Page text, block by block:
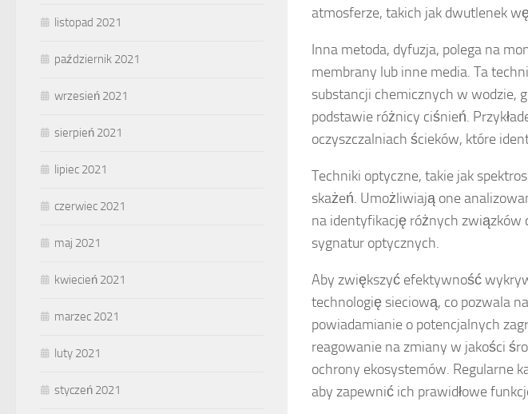
atmosferze, takich jak dwutlenek
Inna metoda, dyfuzja, polega na
membrany lub inne media. Ta
substancji chemicznych w wodzie,
podstawie różnicy ciśnień.
oczyszczalniach ścieków, które
Techniki optyczne, takie jak
skażeń. Umożliwiają one
na identyfikację różnych związków
sygnatur optycznych.
Aby zwiększyć efektywność
technologię sieciową, co pozwala
powiadamianie o potencjalnych
reagowanie na zmiany w jakości
ochrony ekosystemów. Regularne
aby zapewnić ich prawidłowe
listopad 2021
październik 2021
wrzesień 2021
sierpień 2021
lipiec 2021
czerwiec 2021
maj 2021
kwiecień 2021
marzec 2021
luty 2021
styczeń 2021